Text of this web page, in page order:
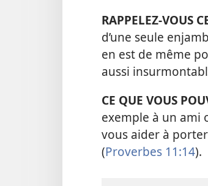
RAPPELEZ-VOUS
d’une seule
en est de même
aussi
CE QUE VOUS
exemple à un ami
vous aider à
(Proverbes 11:14).